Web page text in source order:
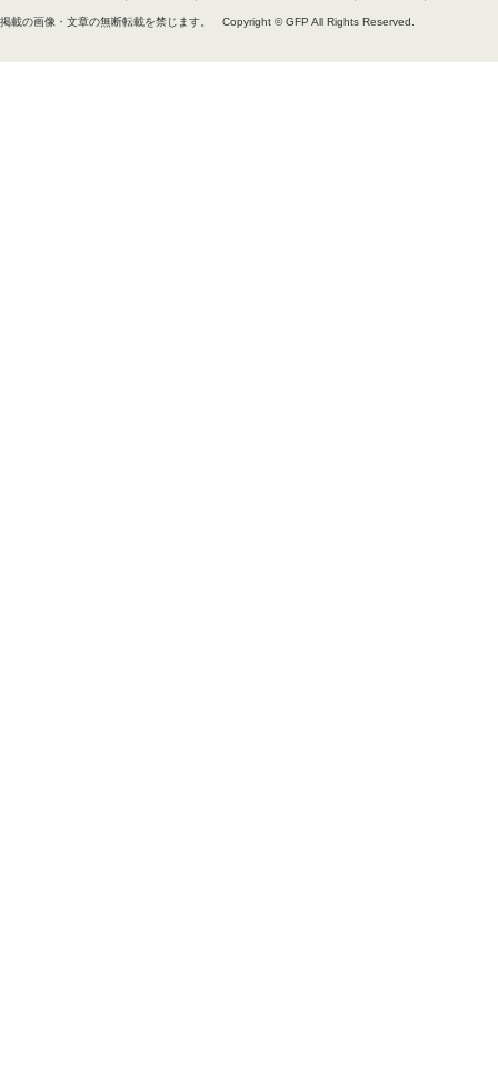
掲載の画像・文章の無断転載を禁じます。 Copyright © GFP All Rights Reserved.